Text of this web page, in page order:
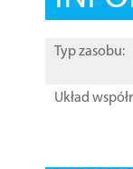
Typ zasobu:
Układ